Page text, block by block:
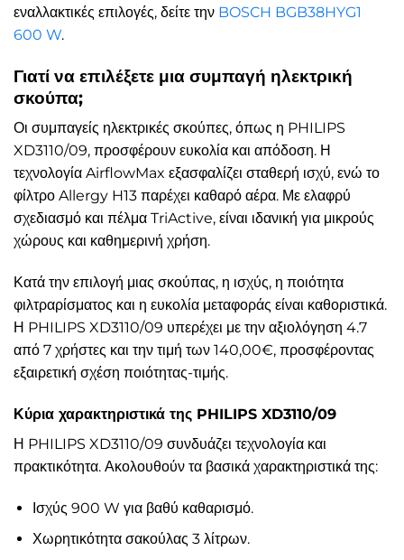
εναλλακτικές επιλογές, δείτε την BOSCH BGB38HYG1
600 W.
Γιατί να επιλέξετε μια συμπαγή ηλεκτρική
σκούπα;
Οι συμπαγείς ηλεκτρικές σκούπες, όπως η PHILIPS
XD3110/09, προσφέρουν ευκολία και απόδοση. Η
τεχνολογία AirflowMax εξασφαλίζει σταθερή ισχύ, ενώ το
φίλτρο Allergy H13 παρέχει καθαρό αέρα. Με ελαφρύ
σχεδιασμό και πέλμα TriActive, είναι ιδανική για μικρούς
χώρους και καθημερινή χρήση.
Κατά την επιλογή μιας σκούπας, η ισχύς, η ποιότητα
φιλτραρίσματος και η ευκολία μεταφοράς είναι καθοριστικά.
Η PHILIPS XD3110/09 υπερέχει με την αξιολόγηση 4.7
από 7 χρήστες και την τιμή των 140,00€, προσφέροντας
εξαιρετική σχέση ποιότητας-τιμής.
Κύρια χαρακτηριστικά της PHILIPS XD3110/09
Η PHILIPS XD3110/09 συνδυάζει τεχνολογία και
πρακτικότητα. Ακολουθούν τα βασικά χαρακτηριστικά της:
Ισχύς 900 W για βαθύ καθαρισμό.
Χωρητικότητα σακούλας 3 λίτρων.